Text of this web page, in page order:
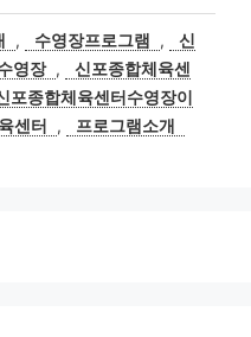
, 수영장프로그램 ,
신
영장 ,
신포종합체육센
포종합체육센터수영장이
센터 , 프로그램소개